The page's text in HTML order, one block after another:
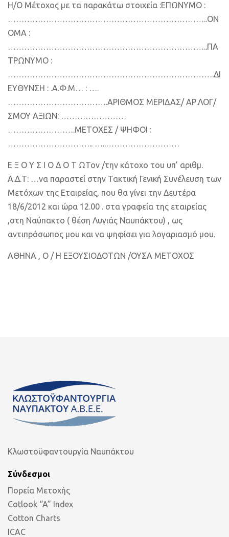
Η/Ο Μέτοχος με τα παρακάτω στοιχεία :ΕΠΩΝΥΜΟ :
………………………………………………………………..ΟΝ
ΟΜΑ :
………………………………………………………………..ΠΑ
ΤΡΩΝΥΜΟ :
………………………………………………………………….ΔΙ
ΕΥΘΥΝΣΗ : .Α.Φ.Μ… : ….
……………………………….ΑΡΙΘΜΟΣ ΜΕΡΙΔΑΣ/ ΑΡ.ΛΟΓ/
ΣΜΟΥ ΑΞΙΩΝ: ……………………
…………………….ΜΕΤΟΧΕΣ / ΨΗΦΟΙ :
………………………….. …..………………………
Ε Ξ Ο Υ Σ Ι Ο Δ Ο T ΩΤον /την κάτοχο του υπ’ αριθμ.
Α.Δ.Τ: …να παραστεί στην Τακτική Γενική Συνέλευση των
Μετόχων της Εταιρείας, που θα γίνει την Δευτέρα
18/6/2012 και ώρα 12.00 . στα γραφεία της εταιρείας
,στη Ναύπακτο ( θέση Λυγιάς Ναυπάκτου) , ως
αντιπρόσωπος μου και να ψηφίσει για λογαριασμό μου.
ΑΘΗΝΑ , Ο / Η ΕΞΟΥΣΙΟΔΟΤΩΝ /ΟΥΣΑ ΜΕΤΟΧΟΣ
Κλωστοϋφαντουργία Ναυπάκτου
Σύνδεσμοι
Πορεία Μετοχής
Cotlook “A” Index
Cotton Charts
ICAC